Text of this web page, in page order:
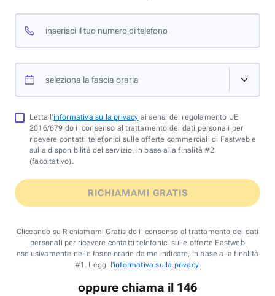
inserisci il tuo numero di telefono
seleziona la fascia oraria
Letta l'informativa sulla privacy ai sensi del regolamento UE
2016/679 do il consenso al trattamento dei dati personali per
ricevere contatti telefonici sulle offerte commerciali di Fastweb e
sulla disponibilità del servizio, in base alla finalità #2
(facoltativo).
RICHIAMAMI GRATIS
Cliccando su Richiamami Gratis do il consenso al trattamento dei dati
personali per ricevere contatti telefonici sulle offerte Fastweb
esclusivamente nelle fasce orarie da me indicate, in base alla finalità
#1. Leggi l'informativa sulla privacy.
oppure chiama il 146